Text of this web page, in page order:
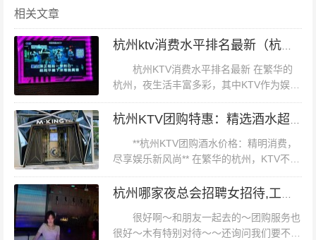
关怀每一位顾客** 在杭州临平娱乐会所KTV，我们始终将
顾客的需求放在首位。我们的服务团队经过专业培训，以
热情周到的态度迎接每一位顾客的到来。从迎宾接待到包
厢服务，从酒水饮料到小吃零食，我们力求在每一个细节
上都做到尽善尽美。在这里，您不仅可以享受到高品质的
音乐服务，还能感受到家一般的温馨与关怀。 **五、案例
分析：顾客好评如潮** 自开业以来，杭州临平娱乐会所KT
V凭借其卓越的品质和优质的服务赢得了广大顾客的青
睐。许多顾客在社交媒体上分享了他们的美好体验。例
如，张先生在一次生日聚会中选择了我们的会所KTV作为
庆祝地点。他称赞道：“这里的装修豪华、设备先进、服务
相关文章
杭州KTV消费水平排名最新 在繁华的
杭州，夜生活丰富多彩，其中KTV作为娱乐
消遣的重要场所，一直备受市民和游客的喜
爱。然而，对于初来乍到的消费者来说，了
**杭州KTV团购酒水价格：精明消费，
尽享娱乐新风尚** 在繁华的杭州，KTV不仅
是朋友聚会、公司团建的首选之地，更是放
松心情、释放压力的好去处。然而，如何在
很好啊～和朋友一起去的～团购服务也
很好～木有特别对待～～还询问我们要不要